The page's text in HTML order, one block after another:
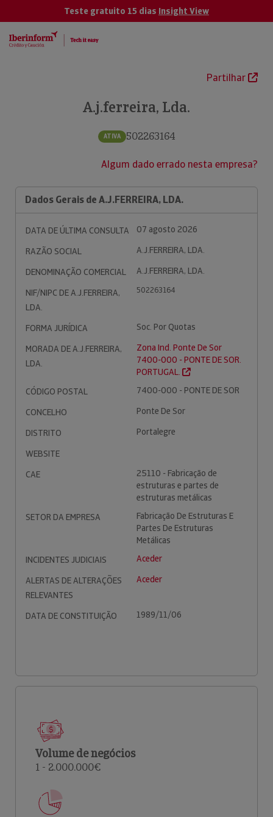
Teste gratuito 15 dias Insight View
Partilhar
A.j.ferreira, Lda.
ATIVA 502263164
Algum dado errado nesta empresa?
Dados Gerais de A.J.FERREIRA, LDA.
DATA DE ÚLTIMA CONSULTA
07 agosto 2026
RAZÃO SOCIAL
A.J.FERREIRA, LDA.
DENOMINAÇÃO COMERCIAL
A.J.FERREIRA, LDA.
NIF/NIPC DE A.J.FERREIRA,
LDA.
502263164
FORMA JURÍDICA
Soc. Por Quotas
MORADA DE A.J.FERREIRA,
LDA.
Zona Ind. Ponte De Sor
7400-000 - PONTE DE SOR.
PORTUGAL.
CÓDIGO POSTAL
7400-000 - PONTE DE SOR
CONCELHO
Ponte De Sor
DISTRITO
Portalegre
WEBSITE
CAE
25110 - Fabricação de
estruturas e partes de
estruturas metálicas
SETOR DA EMPRESA
Fabricação De Estruturas E
Partes De Estruturas
Metálicas
INCIDENTES JUDICIAIS
Aceder
ALERTAS DE ALTERAÇÕES
RELEVANTES
Aceder
DATA DE CONSTITUIÇÃO 1989/11/06
Volume de negócios
1 - 2.000.000€